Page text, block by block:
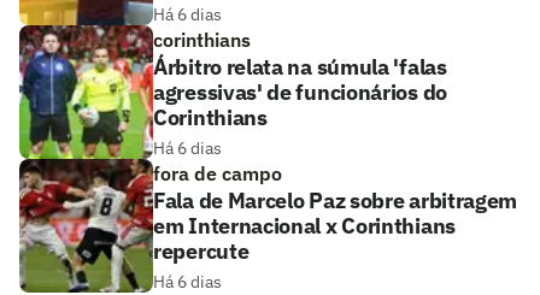
Há 6 dias
corinthians
Árbitro relata na súmula 'falas
agressivas' de funcionários do
Corinthians
Há 6 dias
fora de campo
Fala de Marcelo Paz sobre arbitragem
em Internacional x Corinthians
repercute
Há 6 dias